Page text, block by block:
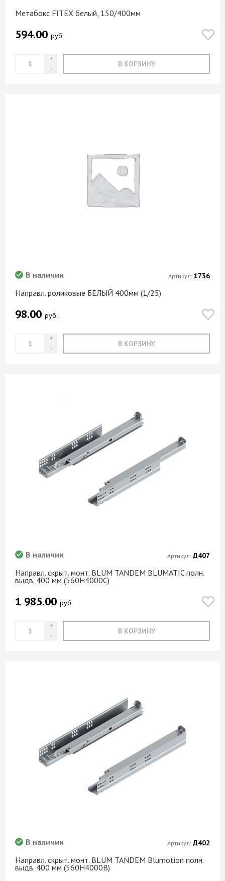
Метабокс FITEX белый, 150/400мм
594.00 руб.
В КОРЗИНУ
Направл. роликовые БЕЛЫЙ 400мм (1/25)
В наличии
98.00 руб.
В КОРЗИНУ
Артикул: 1736
Направл. скрыт. монт. BLUM TANDEM BLUMATIC полн.
выдв. 400 мм (560H4000C)
В наличии
1 985.00 руб.
В КОРЗИНУ
Артикул: Д407
Направл. скрыт. монт. BLUM TANDEM Blumotion полн.
выдв. 400 мм (560H4000B)
В наличии Артикул: Д402